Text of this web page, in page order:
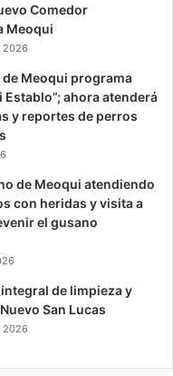
Comedor
Meoqui
2026
Meoqui programa
Establo”; ahora atenderá
y reportes de perros
de Meoqui atendiendo
con heridas y visita a
el gusano
de limpieza y
San Lucas
2026